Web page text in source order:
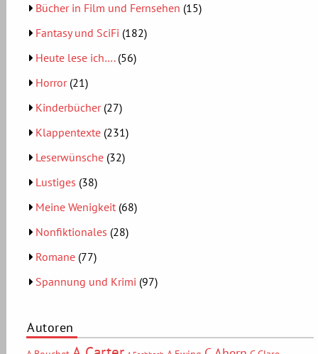
Bücher in Film und Fernsehen (15)
Fantasy und SciFi (182)
Heute lese ich….(56)
Horror(21)
Kinderbücher(27)
Klappentexte (231)
Leserwünsche (32)
Lustiges (38)
Meine Wenigkeit (68)
Nonfiktionales (28)
Romane (77)
Spannung und Krimi (97)
Autoren